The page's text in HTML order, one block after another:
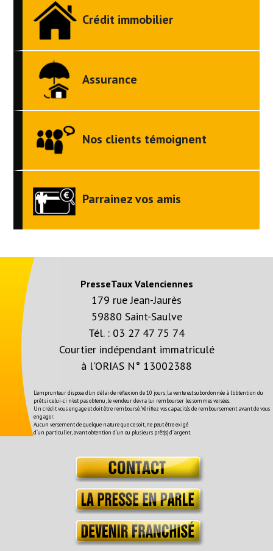
Crédit immobilier
Assurance
Nos clients témoignent
Parrainez vos amis
PresseTaux Valenciennes
179 rue Jean-Jaurès
59880 Saint-Saulve
Tél. : 03 27 47 75 74
Courtier indépendant immatriculé
à l'ORIAS N° 13002388
L'emprunteur dispose d'un délai de réflexion de 10 jours, la vente est subordonnée à l'obtention du
prêt si celui-ci n'est pas obtenu, le vendeur devra lui rembourser les sommes versées.
Un crédit vous engage et doit être remboursé. Vérifiez vos capacités de remboursement avant de vous
engager.
Aucun versement de quelque nature que ce soit, ne peut être exigé
d´un particulier, avant obtention d´un ou plusieurs prêt(s) d´argent.